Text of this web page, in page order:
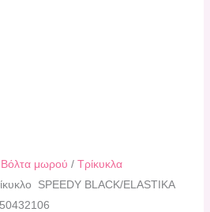
Βόλτα μωρού / Τρίκυκλα
SPEEDY BLACK/ELASTIKA